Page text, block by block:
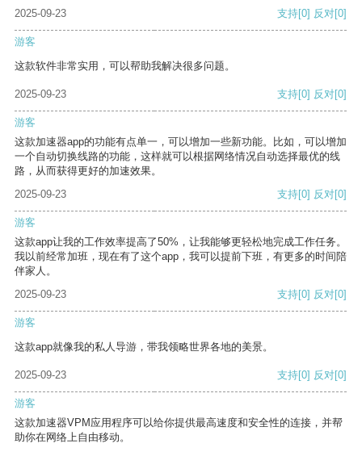
2025-09-23 支持[0] 反对[0]
游客
这款软件非常实用，可以帮助我解决很多问题。
2025-09-23 支持[0] 反对[0]
游客
这款加速器app的功能有点单一，可以增加一些新功能。比如，可以增加
一个自动切换线路的功能，这样就可以根据网络情况自动选择最优的线
路，从而获得更好的加速效果。
2025-09-23
支持[0] 反对[0]
游客
这款app让我的工作效率提高了50%，让我能够更轻松地完成工作任务。
我以前经常加班，现在有了这个app，我可以提前下班，有更多的时间陪
伴家人。
2025-09-23
支持[0] 反对[0]
游客
这款app就像我的私人导游，带我领略世界各地的美景。
2025-09-23 支持[0] 反对[0]
游客
这款加速器VPM应用程序可以给你提供最高速度和安全性的连接，并帮
助你在网络上自由移动。